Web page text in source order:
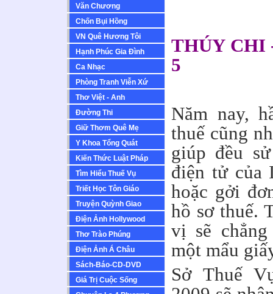
Văn Chương
Chốn Bụi Hồng
VN Quê Hương Tôi
Hạnh Phúc Gia Đình
Ca Nhạc
Phòng Tranh Viễn Xứ
Thơ Việt - Anh
Ðường Thi
Giữ Thơm Quê Mẹ
Y Khoa Tổng Quát
Kiến Thức Luật Pháp
Tìm Hiểu Thuế Vụ
Triết Học Tôn Giáo
Truyện Quỳnh Giao
Ðiện Ảnh Hollywood
Thơ Trào Phúng
Ðiện Ảnh Á Châu
Sách-Báo-CD-DVD
Giá Trị Cuộc Sống
THÚY CHI
5
Năm nay,
thuế cũng
giúp đều
điện tử của
hoặc gởi
hồ sơ thuế.
vị sẽ
một mẩu
Sở Thuế